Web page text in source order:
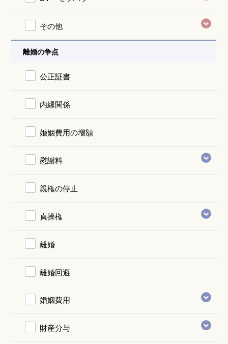
その他
離婚の争点
公正証書
内縁関係
婚姻費用の増額
慰謝料
親権の停止
貞操権
離婚
離婚回避
婚姻費用
財産分与